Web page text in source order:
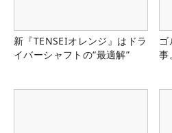
新『TENSEIオレンジ』はドラ
イバーシャフトの“最適解”
ゴ
事